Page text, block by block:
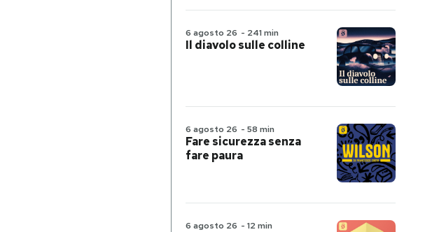
6 agosto 26 - 241 min
Il diavolo sulle colline
6 agosto 26 - 58 min
Fare sicurezza senza
fare paura
6 agosto 26 - 12 min